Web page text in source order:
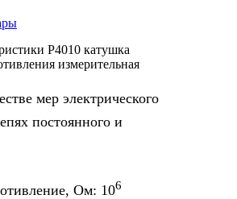
Р4010 катушка
измерительная
мер электрического
постоянного и
Ом: 106